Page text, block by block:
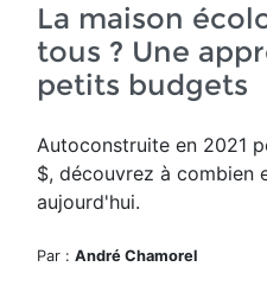
La maison
tous ? Une
petits budgets
Autoconstruite en 2021
$, découvrez à combien
aujourd'hui.
Par : André Chamorel